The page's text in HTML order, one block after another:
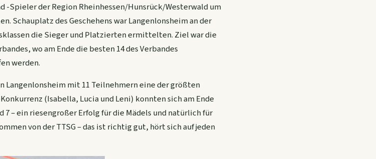
-Spieler der Region Rheinhessen/Hunsrück/Westerwald um
Schauplatz des Geschehens war Langenlonsheim an der
die Sieger und Platzierten ermittelten. Ziel war die
wo am Ende die besten 14 des Verbandes
werden.
Langenlonsheim mit 11 Teilnehmern eine der größten
(Isabella, Lucia und Leni) konnten sich am Ende
– ein riesengroßer Erfolg für die Mädels und natürlich für
von der TTSG – das ist richtig gut, hört sich auf jeden